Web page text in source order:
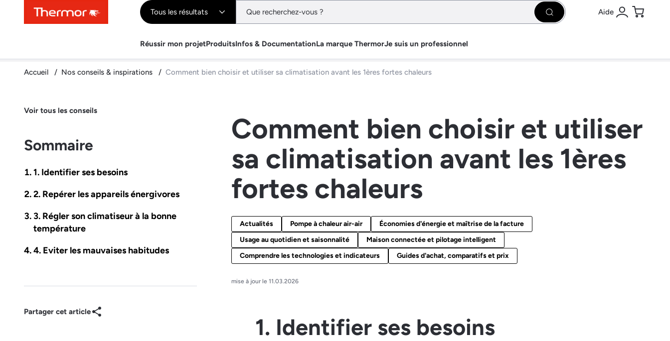
ContenuMenuRecherche Tous les résultats Rechercher Aide
Se connecter
Panier
Réussir mon projetProduitsInfos & DocumentationLa marque ThermorJe suis un professionnel
Accueil Nos conseils & inspirations Comment bien choisir et utiliser sa climatisation avant les 1ères fortes chaleurs
Voir tous les conseils
Sommaire
1. Identifier ses besoins
2. Repérer les appareils énergivores
3. Régler son climatiseur à la bonne
température
4. Eviter les mauvaises habitudes
Partager cet article
Comment bien choisir et utiliser
sa climatisation avant les 1ères
fortes chaleurs
Actualités Pompe à chaleur air-air
Économies d'énergie et maîtrise de la facture
Usage au quotidien et saisonnalité
Maison connectée et pilotage intelligent
Comprendre les technologies et indicateurs
Guides d'achat, comparatifs et prix
mise à jour le 11.03.2026
1. Identifier ses besoins